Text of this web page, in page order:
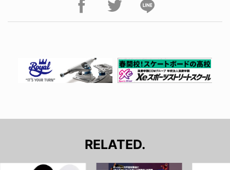
RELATED.